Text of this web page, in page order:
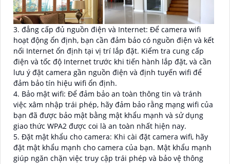
3. đẳng cấp đủ nguồn điện và Internet: Để camera wifi
hoạt động ổn định, bạn cần đảm bảo có nguồn điện và kết
nối Internet ổn định tại vị trí lắp đặt. Kiểm tra cung cấp
điện và tốc độ Internet trước khi tiến hành lắp đặt, và cần
lưu ý đặt camera gần nguồn điện và định tuyến wifi để
đảm bảo tín hiệu wifi ổn định.
4. Bảo mật wifi: Để đảm bảo an toàn thông tin và tránh
việc xâm nhập trái phép, hãy đảm bảo rằng mạng wifi của
bạn đã được bảo mật bằng mật khẩu mạnh và sử dụng
giao thức WPA2 được coi là an toàn nhất hiện nay.
5. Đặt mật khẩu cho camera: Khi cài đặt camera wifi, hãy
đặt mật khẩu mạnh cho camera của bạn. Mật khẩu mạnh
giúp ngăn chặn việc truy cập trái phép và bảo vệ thông